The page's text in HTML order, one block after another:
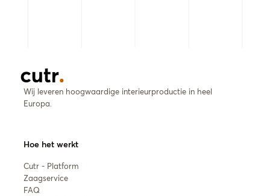
Wij leveren hoogwaardige interieurproductie in heel
Europa.
Hoe het werkt
Cutr - Platform
Zaagservice
FAQ